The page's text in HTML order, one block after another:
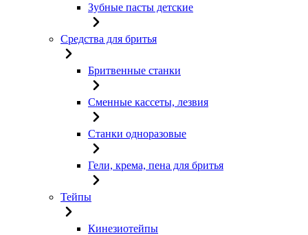
Зубные пасты детские
Средства для бритья
Бритвенные станки
Сменные кассеты, лезвия
Станки одноразовые
Гели, крема, пена для бритья
Тейпы
Кинезиотейпы